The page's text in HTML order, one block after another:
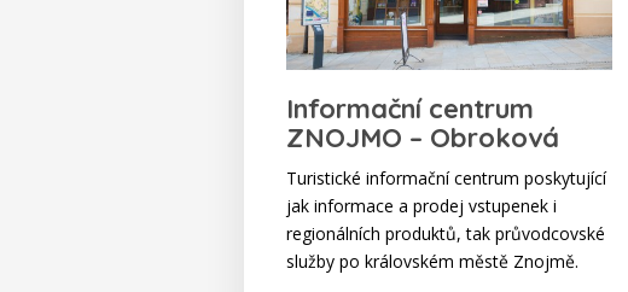
Informační centrum
ZNOJMO – Obroková
Turistické informační centrum poskytující
jak informace a prodej vstupenek i
regionálních produktů, tak průvodcovské
služby po královském městě Znojmě.